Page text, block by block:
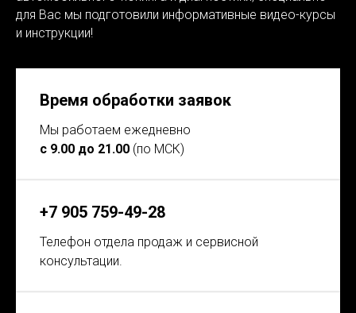
для Вас мы подготовили информативные видео-курсы
и инструкции!
Время обработки заявок
Мы работаем ежедневно
с 9.00 до 21.00 (по МСК)
+7 905 759-49-28
Телефон отдела продаж и сервисной
консультации.